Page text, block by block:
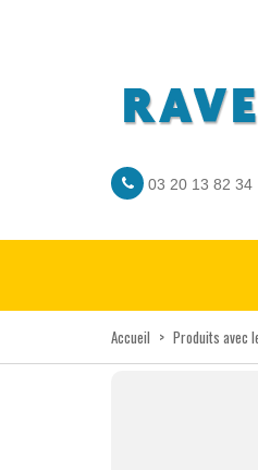
03 20 13 82 34
Accueil > Produits avec